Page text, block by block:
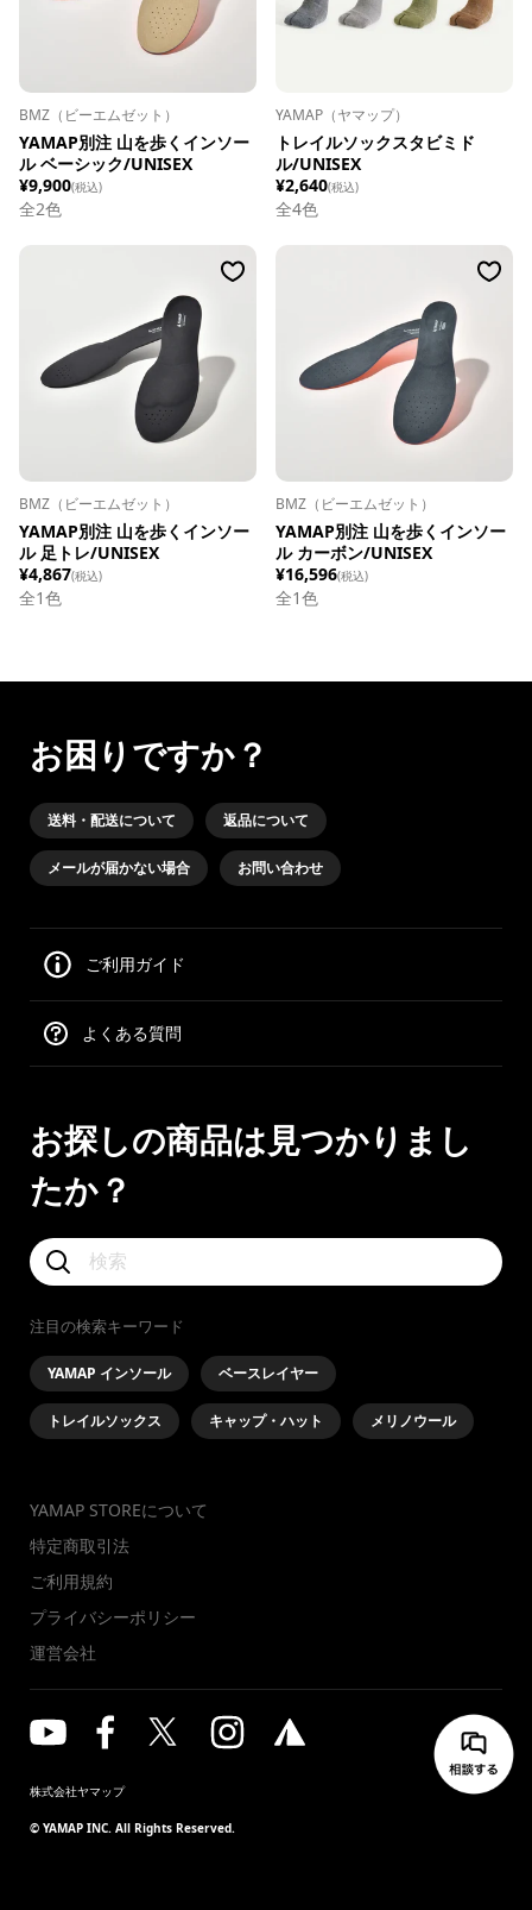
BMZ（ビーエムゼット）
YAMAP別注 山を歩くインソー
ル ベーシック/UNISEX
¥9,900(税込)
全2色
YAMAP（ヤマップ）
トレイルソックスタビミド
ル/UNISEX
¥2,640(税込)
全4色
BMZ（ビーエムゼット）
YAMAP別注 山を歩くインソー
ル 足トレ/UNISEX
¥4,867(税込)
全1色
BMZ（ビーエムゼット）
YAMAP別注 山を歩くインソー
ル カーボン/UNISEX
¥16,596(税込)
全1色
お困りですか？
送料・配送について 返品について
メールが届かない場合 お問い合わせ
ご利用ガイド
よくある質問
お探しの商品は見つかりまし
たか？
注目の検索キーワード
YAMAP インソール ベースレイヤー
トレイルソックス キャップ・ハット メリノウール
YAMAP STOREについて
特定商取引法
ご利用規約
プライバシーポリシー
運営会社
株式会社ヤマップ
© YAMAP INC. All Rights Reserved.